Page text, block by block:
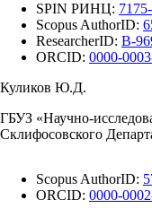
SPIN РИНЦ:
Scopus AuthorID:
ResearcherID: B-
ORCID: 0000-
Куликов Ю.Д.
ГБУЗ «Научно-
Склифосовского
Scopus AuthorID:
ORCID: 0000-